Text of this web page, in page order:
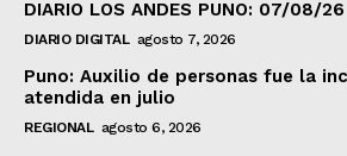
DIARIO LOS ANDES PUNO: 07/08/26
DIARIO DIGITAL agosto 7, 2026
Puno: Auxilio de personas fue la
atendida en julio
REGIONAL agosto 6, 2026